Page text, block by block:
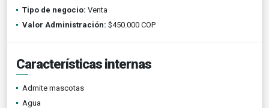
Tipo de negocio: Venta
Valor Administración: $450.000 COP
Características internas
Admite mascotas
Agua